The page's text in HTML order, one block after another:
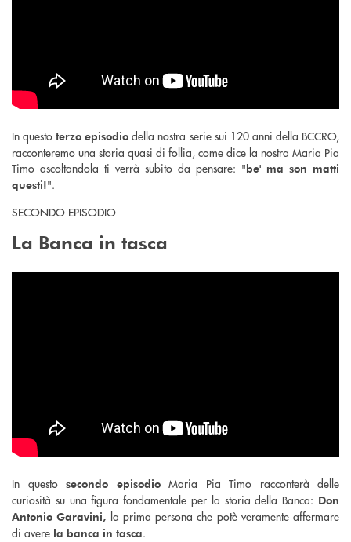
In questoterzo episodio della nostra serie sui 120 anni della BCCRO,
racconteremo una storia quasi di follia, come dice la nostra Maria Pia
Timo ascoltandola ti verrà subito da pensare: "be' ma son matti
questi!".
SECONDO EPISODIO
La Banca in tasca
In questo secondo episodioMaria Pia Timo racconterà delle
curiosità su una figura fondamentale per la storia della Banca: Don
Antonio Garavini, la prima persona che potè veramente affermare
di avere la banca in tasca.